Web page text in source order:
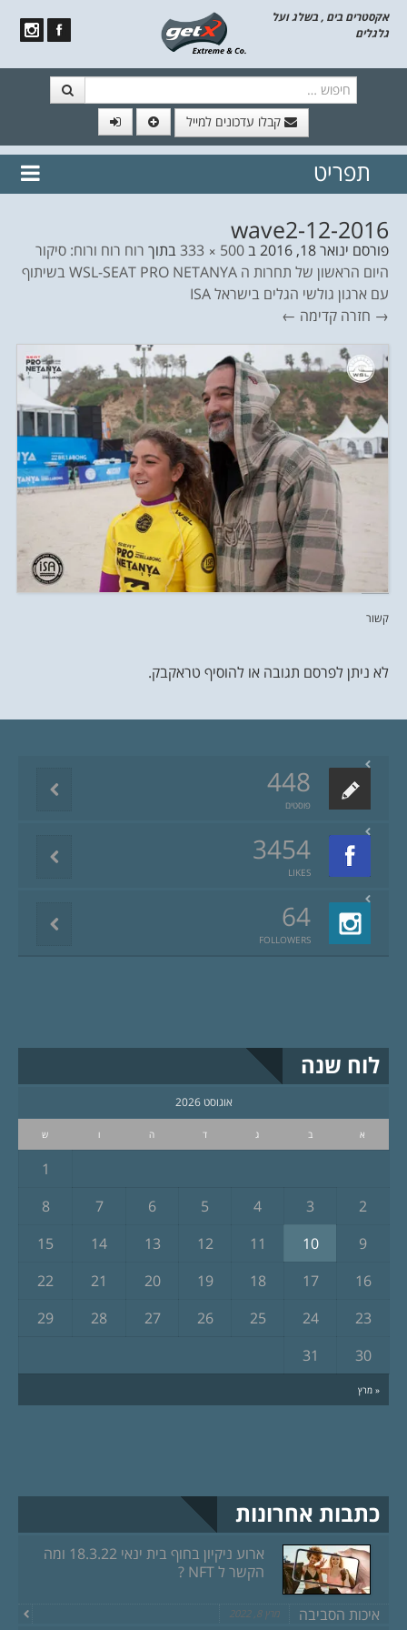
אקסטרים בים , בשלג ועל
גלגלים
קבלו עדכונים למייל
// הצטרף לרשימת תפוצה!
נשמח
תפריט
2016-wave2-12
פורסם ינואר 18, 2016 ב500 × 333 בתוך רוח רוח ורוח: סיקור
היום הראשון של תחרות ה WSL-SEAT PRO NETANYA בשיתוף
עם ארגון גולשי הגלים בישראל ISA
→ חזרה קדימה ←
קשור
לא ניתן לפרסם תגובה או להוסיף טראקבק.
448
פוסטים
3454
LIKES
64
FOLLOWERS
לוח שנה
אוגוסט 2026
א ב ג ד ה ו ש
« מרץ
1
2
3
4
5
6
7
8
9
10
11
12
13
14
15
16
17
18
19
20
21
22
23
24
25
26
27
28
29
30
31
כתבות אחרונות
ארוע ניקיון בחוף בית ינאי 18.3.22 ומה
הקשר ל NFT ?
איכות הסביבה מרץ 8, 2022